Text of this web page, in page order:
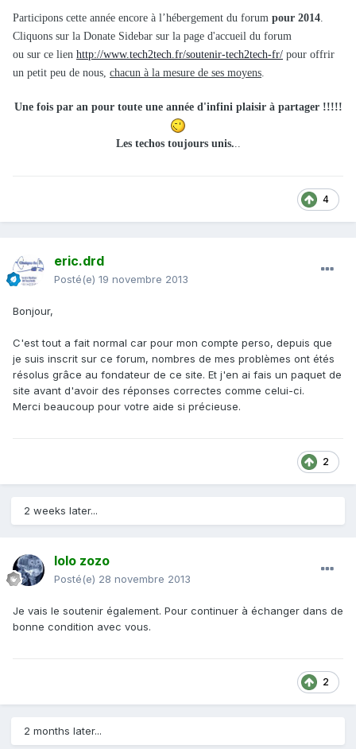
Participons cette année encore à l’hébergement du forum pour 2014
Cliquons sur la Donate Sidebar sur la page d'accueil du forum
ou sur ce lien http://www.tech2tech.fr/soutenir-tech2tech-fr/ pour offrir
un petit peu de nous, chacun à la mesure de ses moyens
Une fois par an pour toute une année d'infini plaisir à partager !!!!!
Les techos toujours unis.
4
eric.drd
Posté(e) 19 novembre 2013
Bonjour,
C'est tout a fait normal car pour mon compte perso, depuis que
je suis inscrit sur ce forum, nombres de mes problèmes ont étés
résolus grâce au fondateur de ce site. Et j'en ai fais un paquet de
site avant d'avoir des réponses correctes comme celui-ci.
Merci beaucoup pour votre aide si précieuse.
2
2 weeks later...
lolo zozo
Posté(e) 28 novembre 2013
Je vais le soutenir également. Pour continuer à échanger dans de
bonne condition avec vous.
2
2 months later...